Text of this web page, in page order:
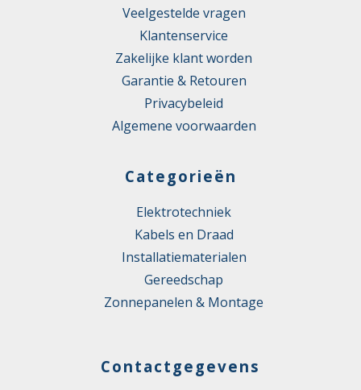
Veelgestelde vragen
Klantenservice
Zakelijke klant worden
Garantie & Retouren
Privacybeleid
Algemene voorwaarden
Categorieën
Elektrotechniek
Kabels en Draad
Installatiematerialen
Gereedschap
Zonnepanelen & Montage
Contactgegevens